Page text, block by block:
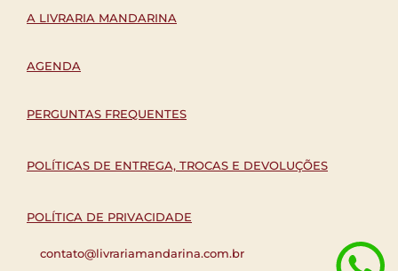
A LIVRARIA MANDARINA
AGENDA
PERGUNTAS FREQUENTES
POLÍTICAS DE ENTREGA, TROCAS E DEVOLUÇÕES
POLÍTICA DE PRIVACIDADE
contato@livrariamandarina.com.br